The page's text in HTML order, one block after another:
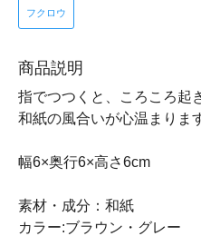
フクロウ
商品説明
指でつつくと、ころころ起
和紙の風合いが心温まりま
幅6×奥行6×高さ6cm
素材・成分：和紙
カラー:ブラウン・グレー